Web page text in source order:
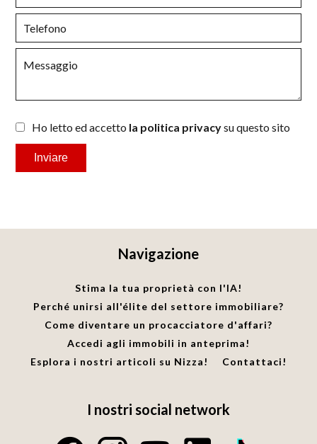
Ho letto ed accetto la politica privacysu questo sito
Inviare
Navigazione
Stima la tua proprietà con l'IA!
Perché unirsi all'élite del settore immobiliare?
Come diventare un procacciatore d'affari?
Accedi agli immobili in anteprima!
Esplora i nostri articoli su Nizza!
Contattaci!
I nostri social network